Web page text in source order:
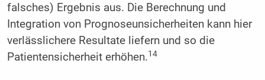
falsches) Ergebnis aus. Die Berechnung und
Integration von Prognoseunsicherheiten kann hier
verlässlichere Resultate liefern und so die
Patientensicherheit erhöhen.14